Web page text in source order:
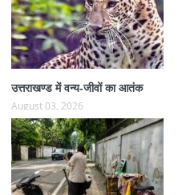
उत्तराखण्ड में वन्य-जीवों का आतंक
August 03, 2026